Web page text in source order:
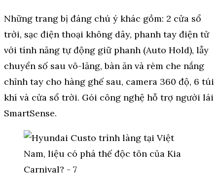
Những trang bị đáng chú ý khác gồm: 2 cửa sổ
trời, sạc điện thoại không dây, phanh tay điện tử
với tính năng tự động giữ phanh (Auto Hold), lẫy
chuyển số sau vô-lăng, bàn ăn và rèm che nắng
chỉnh tay cho hàng ghế sau, camera 360 độ, 6 túi
khí và cửa sổ trời. Gói công nghệ hỗ trợ người lái
SmartSense.